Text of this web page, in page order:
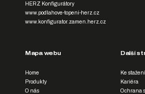
HERZ Konfigurátory
www.podlahove-topeni-herz.cz
www.konfigurator.zamen.herz.cz
Mapa webu
Home
Produkty
O nás
Další
Ke stažení
Kariéra
Ochrana